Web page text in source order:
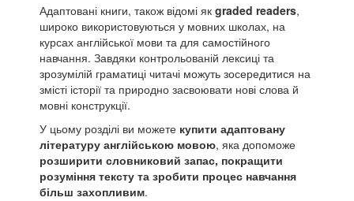
Адаптовані книги, також відомі як graded readers,
широко використовуються у мовних школах, на
курсах англійської мови та для самостійного
навчання. Завдяки контрольованій лексиці та
зрозумілій граматиці читачі можуть зосередитися на
змісті історії та природно засвоювати нові слова й
мовні конструкції.
У цьому розділі ви можете купити адаптовану
літературу англійською мовою, яка допоможе
розширити словниковий запас, покращити
розуміння тексту та зробити процес навчання
більш захопливим.